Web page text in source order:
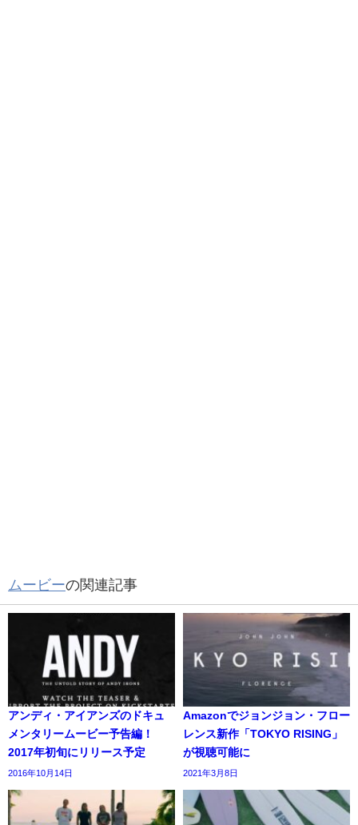
ムービーの関連記事
アンディ・アイアンズのドキュ
メンタリームービー予告編！
2017年初旬にリリース予定
2016年10月14日
Amazonでジョンジョン・フロー
レンス新作「TOKYO RISING」
が視聴可能に
2021年3月8日